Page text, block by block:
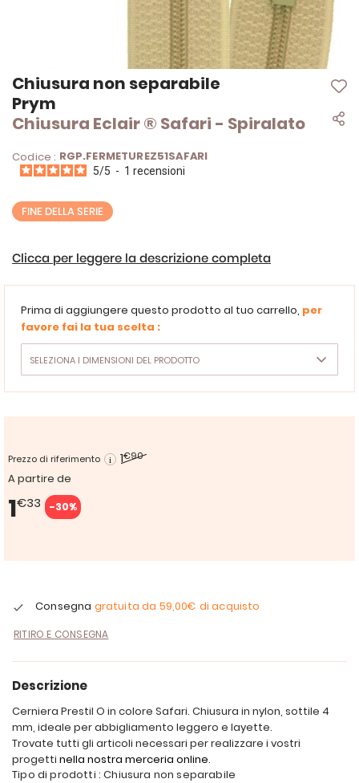
Chiusura non separabile
Prym
Chiusura Eclair ® Safari - Spiralato
Codice : RGP.FERMETUREZ51SAFARI
5/5 - 1 recensioni
FINE DELLA SERIE
Clicca per leggere la descrizione completa
Prima di aggiungere questo prodotto al tuo carrello, per
favore fai la tua scelta :
Prezzo di riferimento 1€90
A partire de
1€33 -30%
Consegna gratuita da 59,00€ di acquisto
RITIRO E CONSEGNA
Vai
all'inizio
della
galleria
immagini
Descrizione
Cerniera Prestil O in colore Safari. Chiusura in nylon, sottile 4
mm, ideale per abbigliamento leggero e layette.
Trovate tutti gli articoli necessari per realizzare i vostri
progetti nella nostra merceria online.
Tipo di prodotti : Chiusura non separabile